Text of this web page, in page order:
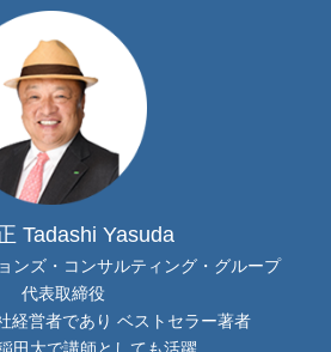
Tadashi Yasuda
ンズ・コンサルティング・グループ
代表取締役
経営者であり ベストセラー著者
田大で講師としても活躍